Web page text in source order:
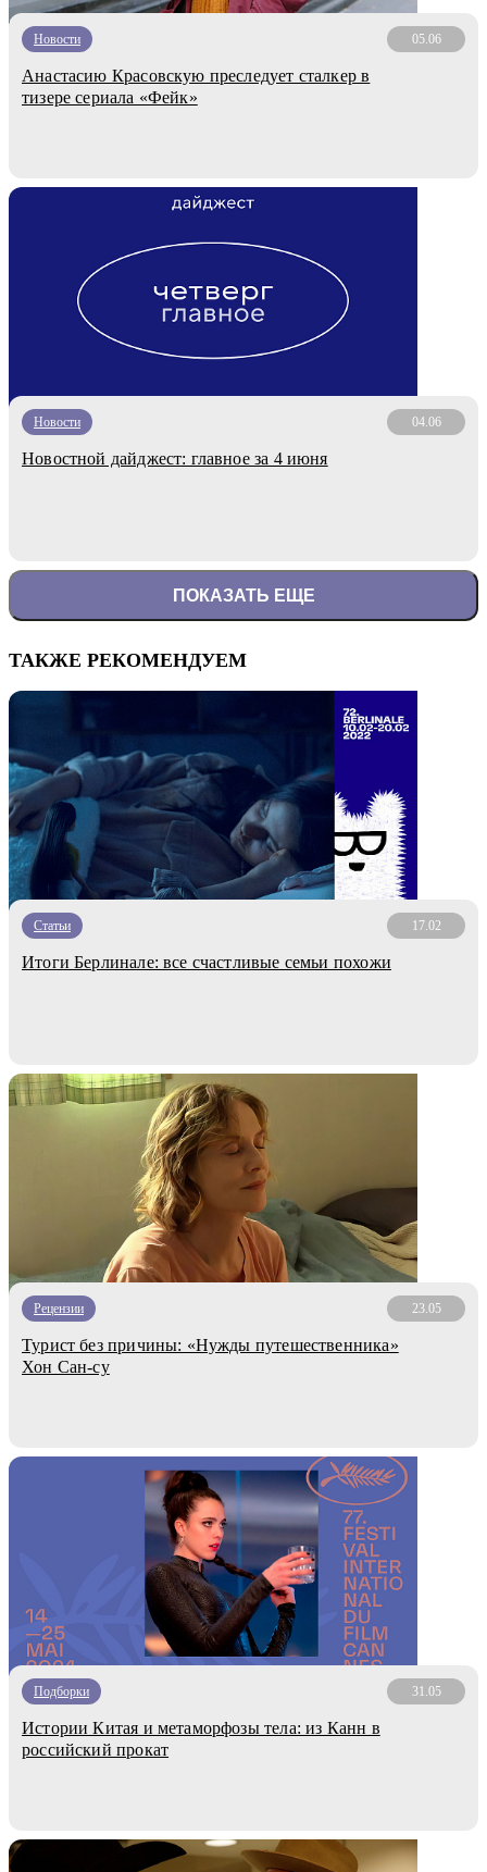
Новости 05.06
Анастасию Красовскую преследует сталкер в
тизере сериала «Фейк»
Новости 04.06
Новостной дайджест: главное за 4 июня
ПОКАЗАТЬ ЕЩЕ
ТАКЖЕ РЕКОМЕНДУЕМ
Статьи 17.02
Итоги Берлинале: все счастливые семьи похожи
Рецензии 23.05
Турист без причины: «Нужды путешественника»
Хон Сан-су
Подборки 31.05
Истории Китая и метаморфозы тела: из Канн в
российский прокат